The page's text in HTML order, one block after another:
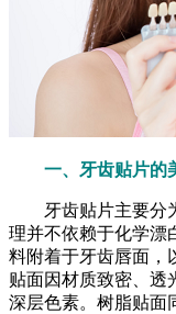
一、牙齿贴片的
牙齿贴片主要分为
理并不依赖于化学漂
料附着于牙齿唇面，
贴面因材质致密、透
深层色素。树脂贴面